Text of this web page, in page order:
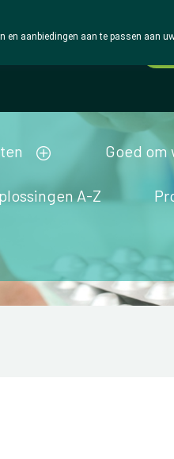
Goed om
A-Z
aanbiedingen aan te passen aan